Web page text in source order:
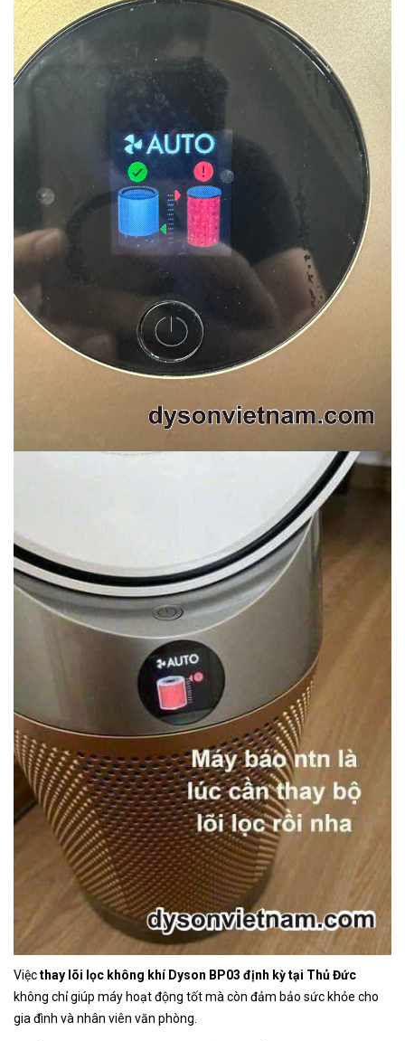
Việcthay lõi lọc không khí Dyson BP03 định kỳ tại Thủ Đức
không chỉ giúp máy hoạt động tốt mà còn đảm bảo sức khỏe cho
gia đình và nhân viên văn phòng.